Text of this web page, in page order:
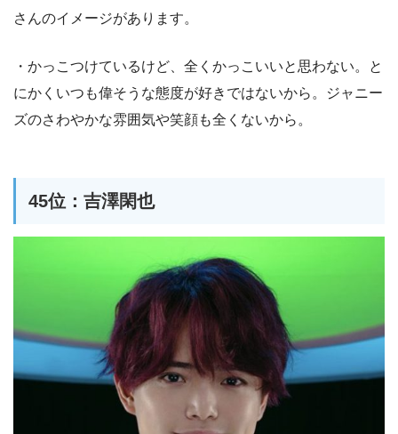
さんのイメージがあります。
・かっこつけているけど、全くかっこいいと思わない。と
にかくいつも偉そうな態度が好きではないから。ジャニー
ズのさわやかな雰囲気や笑顔も全くないから。
45位：吉澤閑也